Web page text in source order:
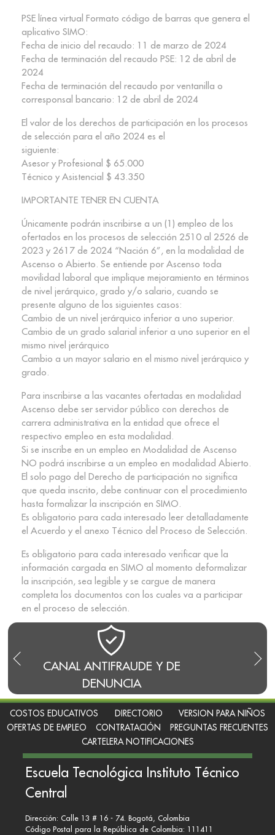
DE BLOG DEL RECTOR
PSE línea virtual Formato código de barras que genera el
aplicativo SIMO:
Fecha de inicio del recaudo: 11 de marzo de 2024
Fecha de terminación del recaudo PSE: 12 de abril de
2024
Fecha de terminación del recaudo por ventanilla o
corresponsal bancario: 12 de abril de 2024
El valor de los derechos de participación en los procesos
de selección para el año 2024 es el
siguiente:
Asesor y Profesional $ 65.000
Técnico y Asistencial $ 43.350
IMPORTANTE TENER EN CUENTA
Únicamente podrán inscribirse a un (1) empleo de los
ofertados en los procesos de selección 2510 al 2526 de
2023 y 2617 de 2024 “Nación 6”, en la modalidad de
Ascenso o Abierto. Se entiende por Ascenso toda
movilidad laboral que implique mejoramiento en términos
de nivel jerárquico, grado y/o salario, cuando se
presente alguno de los siguientes casos:
Cambio de un nivel jerárquico inferior a uno superior.
Cambio de un grado salarial inferior a uno superior en el
mismo nivel jerárquico
Cambio a un mayor salario en el mismo nivel jerárquico y
grado.
Para inscribirse a las vacantes ofertadas en modalidad
Ascenso debe ser servidor público con derechos de
carrera administrativa en la entidad que ofrece el
respectivo empleo en esta modalidad.
Si se inscribe en un empleo en Modalidad de Ascenso
NO podrá inscribirse a un empleo en modalidad Abierto.
El solo pago del Derecho de participación no significa
que queda inscrito, debe continuar con el procedimiento
hasta formalizar la inscripción en SIMO.
Es obligatorio para cada interesado leer detalladamente
el Acuerdo y el anexo Técnico del Proceso de Selección.
Es obligatorio para cada interesado verificar que la
información cargada en SIMO al momento deformalizar
la inscripción, sea legible y se cargue de manera
completa los documentos con los cuales va a participar
en el proceso de selección.
COSTOS EDUCATIVOS DIRECTORIO
VERSION PARA NIÑOS
OFERTAS DE EMPLEO
CONTRATACIÓN
PREGUNTAS FRECUENTES
CARTELERA NOTIFICACIONES
Escuela Tecnológica Instituto Técnico
Central
Dirección: Calle 13 # 16 - 74. Bogotá, Colombia
Código Postal para la República de Colombia: 111411